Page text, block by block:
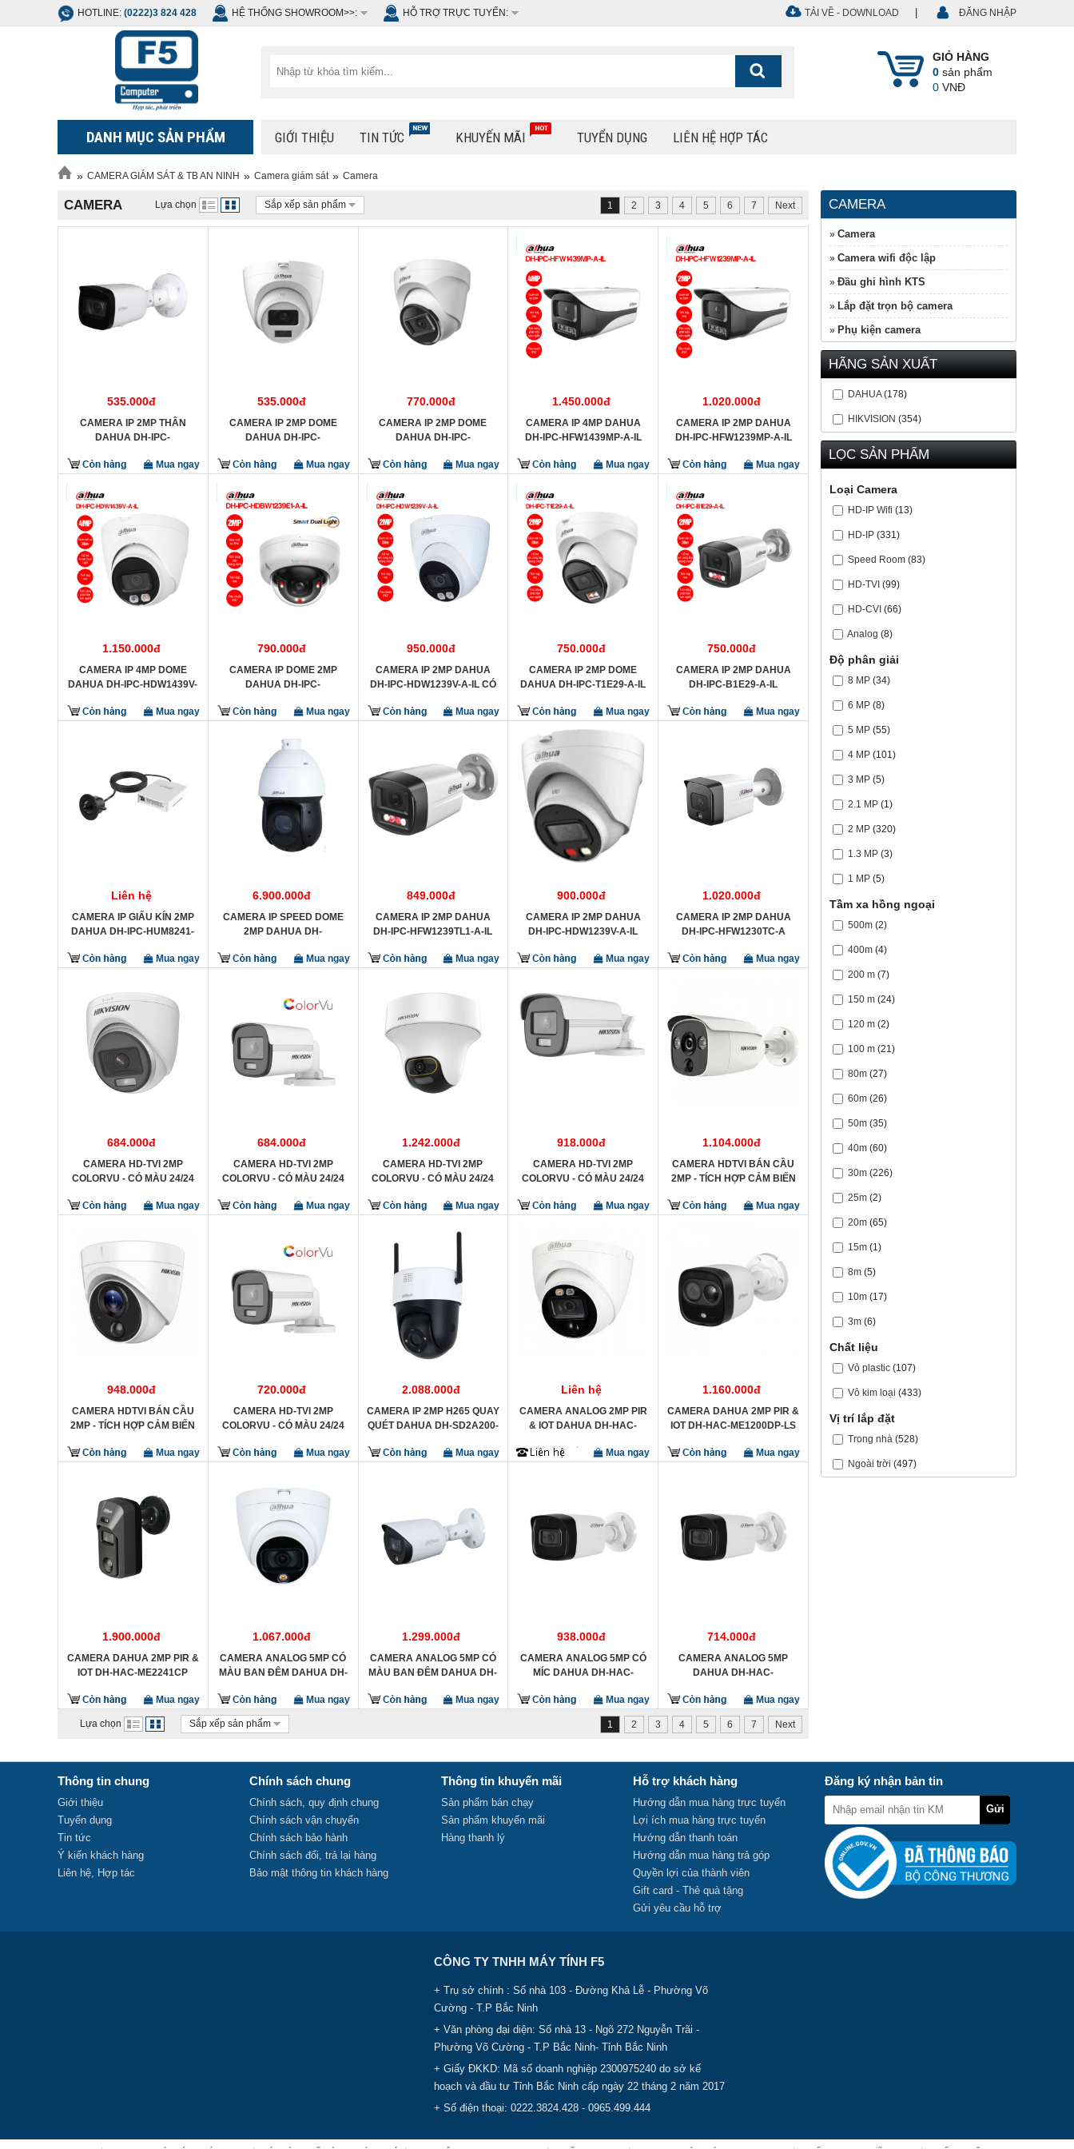
HOTLINE: (0222)3 824 428 HỆ THỐNG SHOWROOM>>: HỖ TRỢ TRỰC TUYẾN: TẢI VỀ - DOWNLOAD ĐĂNG NHẬP
GIỎ HÀNG
0 sản phẩm
0 VNĐ
DANH MỤC SẢN PHẨM GIỚI THIỆU TIN TỨC KHUYẾN MÃI TUYỂN DỤNG LIÊN HỆ HỢP TÁC
» CAMERA GIÁM SÁT & TB AN NINH » Camera giám sát » Camera
CAMERA Lựa chọn Sắp xếp sản phẩm 1 2 3 4 5 6 7 Next
535.000đ
CAMERA IP 2MP THÂN
DAHUA DH-IPC-
Mua ngay
535.000đ
CAMERA IP 2MP DOME
DAHUA DH-IPC-
Mua ngay
770.000đ
CAMERA IP 2MP DOME
DAHUA DH-IPC-
Mua ngay
1.450.000đ
CAMERA IP 4MP DAHUA
DH-IPC-HFW1439MP-A-IL
Mua ngay
1.020.000đ
CAMERA IP 2MP DAHUA
DH-IPC-HFW1239MP-A-IL
Mua ngay
1.150.000đ
CAMERA IP 4MP DOME
DAHUA DH-IPC-HDW1439V-
Mua ngay
790.000đ
CAMERA IP DOME 2MP
DAHUA DH-IPC-
Mua ngay
950.000đ
CAMERA IP 2MP DAHUA
DH-IPC-HDW1239V-A-IL CÓ
Mua ngay
750.000đ
CAMERA IP 2MP DOME
DAHUA DH-IPC-T1E29-A-IL
Mua ngay
750.000đ
CAMERA IP 2MP DAHUA
DH-IPC-B1E29-A-IL
Mua ngay
Liên hệ
CAMERA IP GIẤU KÍN 2MP
DAHUA DH-IPC-HUM8241-
Mua ngay
6.900.000đ
CAMERA IP SPEED DOME
2MP DAHUA DH-
Mua ngay
849.000đ
CAMERA IP 2MP DAHUA
DH-IPC-HFW1239TL1-A-IL
Mua ngay
900.000đ
CAMERA IP 2MP DAHUA
DH-IPC-HDW1239V-A-IL
Mua ngay
1.020.000đ
CAMERA IP 2MP DAHUA
DH-IPC-HFW1230TC-A
Mua ngay
684.000đ
CAMERA HD-TVI 2MP
COLORVU - CÓ MÀU 24/24
PFS
Mua ngay
684.000đ
CAMERA HD-TVI 2MP
COLORVU - CÓ MÀU 24/24
PFS
Mua ngay
1.242.000đ
CAMERA HD-TVI 2MP
COLORVU - CÓ MÀU 24/24
PTS
Mua ngay
918.000đ
CAMERA HD-TVI 2MP
COLORVU - CÓ MÀU 24/24
Mua ngay
1.104.000đ
CAMERA HDTVI BÁN CẦU
2MP - TÍCH HỢP CẢM BIẾN
2CE12D8T-PIRLMua ngay
948.000đ
CAMERA HDTVI BÁN CẦU
2MP - TÍCH HỢP CẢM BIẾN
2CE71D8T-PIRLMua ngay
720.000đ
CAMERA HD-TVI 2MP
COLORVU - CÓ MÀU 24/24
Mua ngay
2.088.000đ
CAMERA IP 2MP H265 QUAY
QUÉT DAHUA DH-SD2A200-
Mua ngay
Liên hệ
CAMERA ANALOG 2MP PIR
& IOT DAHUA DH-HAC-
Mua ngay
1.160.000đ
CAMERA DAHUA 2MP PIR &
IOT DH-HAC-ME1200DP-LS
Mua ngay
1.900.000đ
CAMERA DAHUA 2MP PIR &
IOT DH-HAC-ME2241CP
Mua ngay
1.067.000đ
CAMERA ANALOG 5MP CÓ
MÀU BAN ĐÊM DAHUA DH-
Mua ngay
1.299.000đ
CAMERA ANALOG 5MP CÓ
MÀU BAN ĐÊM DAHUA DH-
Mua ngay
938.000đ
CAMERA ANALOG 5MP CÓ
MÍC DAHUA DH-HAC-
Mua ngay
714.000đ
CAMERA ANALOG 5MP
DAHUA DH-HAC-
Mua ngay
Lựa chọn Sắp xếp sản phẩm 1 2 3 4 5 6 7 Next
CAMERA
» Camera
» Camera wifi độc lập
» Đầu ghi hình KTS
» Lắp đặt trọn bộ camera
» Phụ kiện camera
HÃNG SẢN XUẤT
DAHUA(178)
HIKVISION (354)
LỌC SẢN PHẨM
Loại Camera
HD-IP Wifi (13)
HD-IP (331)
Speed Room (83)
HD-TVI (99)
HD-CVI (66)
Analog (8)
Độ phân giải
8 MP (34)
6 MP (8)
5 MP (55)
4 MP (101)
3 MP (5)
2.1 MP (1)
2 MP (320)
1.3 MP (3)
1 MP (5)
Tầm xa hồng ngoại
500m (2)
400m (4)
200 m (7)
150 m (24)
120 m (2)
100 m (21)
80m (27)
60m (26)
50m (35)
40m (60)
30m (226)
25m (2)
20m (65)
15m (1)
8m (5)
10m (17)
3m (6)
Chất liệu
Vỏ plastic (107)
Vỏ kim loại (433)
Vị trí lắp đặt
Trong nhà (528)
Ngoài trời (497)
Thông tin chung
Giới thiệu
Tuyển dụng
Tin tức
Ý kiến khách hàng
Liên hệ, Hợp tác
Chính sách chung
Chính sách, quy định chung
Chính sách vận chuyển
Chính sách bảo hành
Chính sách đổi, trả lại hàng
Bảo mật thông tin khách hàng
Thông tin khuyến mãi
Sản phẩm bán chạy
Sản phẩm khuyến mãi
Hàng thanh lý
Hỗ trợ khách hàng
Hướng dẫn mua hàng trực tuyến
Lợi ích mua hàng trực tuyến
Hướng dẫn thanh toán
Hướng dẫn mua hàng trả góp
Quyền lợi của thành viên
Gift card - Thẻ quà tặng
Gửi yêu cầu hỗ trợ
Đăng ký nhận bản tin
Gửi
CÔNG TY TNHH MÁY TÍNH F5
+ Trụ sở chính : Số nhà 103 - Đường Khả Lễ - Phường Võ
Cường - T.P Bắc Ninh
+ Văn phòng đại diện: Số nhà 13 - Ngõ 272 Nguyễn Trãi -
Phường Võ Cường - T.P Bắc Ninh- Tỉnh Bắc Ninh
+ Giấy ĐKKD: Mã số doanh nghiệp 2300975240 do sở kế
hoạch và đầu tư Tỉnh Bắc Ninh cấp ngày 22 tháng 2 năm 2017
+ Số điện thoại: 0222.3824.428 - 0965.499.444